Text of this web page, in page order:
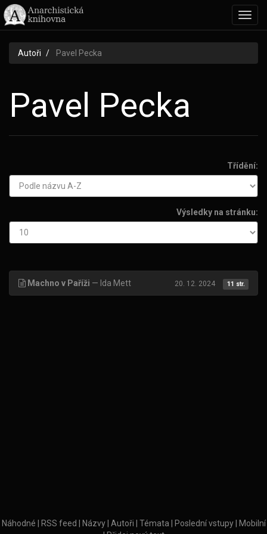
Autoři Pavel Pecka
Pavel Pecka
Třídění:
Výsledky na stránku:
Machno v Paříži — Ida Mett 20. 12. 2024 11 str.
Náhodné RSS feed Názvy Autoři Témata Poslední vstupy
Mobilní